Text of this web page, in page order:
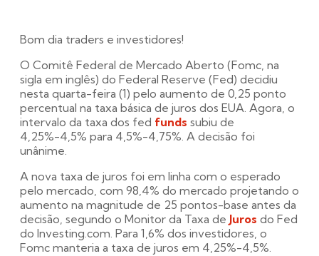
Bom dia traders e investidores!
O Comitê Federal de Mercado Aberto (Fomc, na
sigla em inglês) do Federal Reserve (Fed) decidiu
nesta quarta-feira (1) pelo aumento de 0,25 ponto
percentual na taxa básica de juros dos EUA. Agora, o
intervalo da taxa dos fed funds subiu de
4,25%-4,5% para 4,5%-4,75%. A decisão foi
unânime.
A nova taxa de juros foi em linha com o esperado
pelo mercado, com 98,4% do mercado projetando o
aumento na magnitude de 25 pontos-base antes da
decisão, segundo o Monitor da Taxa de Juros do Fed
do Investing.com. Para 1,6% dos investidores, o
Fomc manteria a taxa de juros em 4,25%-4,5%.